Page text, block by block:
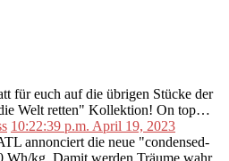
für euch auf die übrigen Stücke der
Welt retten" Kollektion! On top…
10:22:39 p.m. April 19, 2023
annonciert die neue "condensed-
Wh/kg. Damit werden Träume wahr,